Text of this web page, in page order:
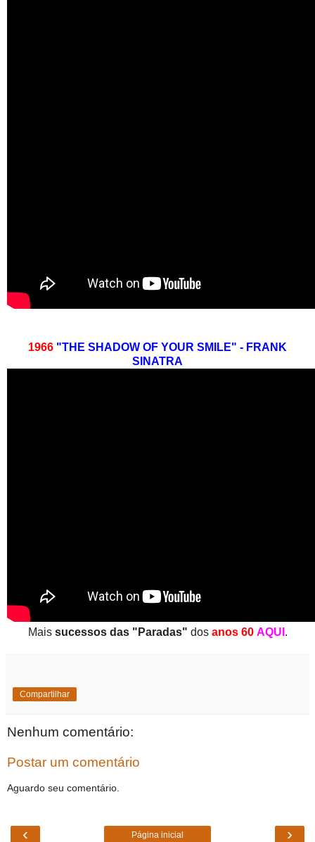
1966 "THE SHADOW OF YOUR SMILE" - FRANK
SINATRA
Mais sucessos das "Paradas" dos anos 60 AQUI .
Compartilhar
Nenhum comentário:
Postar um comentário
Aguardo seu comentário.
‹ ›
Página inicial